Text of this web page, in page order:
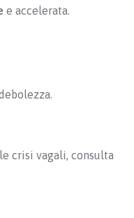
e accelerata.
crisi vagali, consulta